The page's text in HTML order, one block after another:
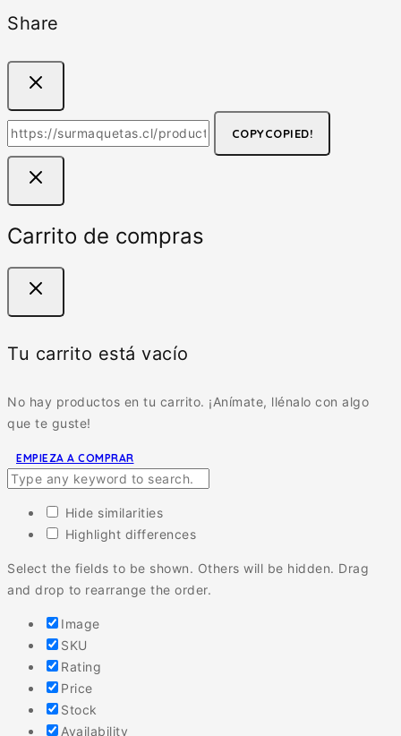
Share
COPYCOPIED!
Carrito de compras
Tu carrito está vacío
No hay productos en tu carrito. ¡Anímate, llénalo con algo
que te guste!
EMPIEZA A COMPRAR
Hide similarities
Highlight differences
Select the fields to be shown. Others will be hidden. Drag
and drop to rearrange the order.
Image
SKU
Rating
Price
Stock
Availability